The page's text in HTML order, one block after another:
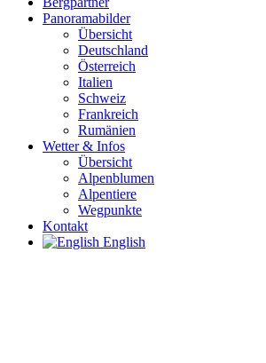
Panoramabilder
Übersicht
Deutschland
Österreich
Italien
Schweiz
Frankreich
Rumänien
Wetter & Infos
Übersicht
Alpenblumen
Alpentiere
Wegpunkte
Kontakt
English